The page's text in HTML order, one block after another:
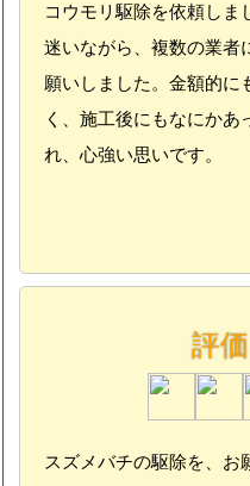
コウモリ駆除を依頼しま
迷いながら、複数の業者
願いしました。金額的に
く、施工後にもなにか
れ、心強い思いです。
評価
スズメバチの駆除を、お